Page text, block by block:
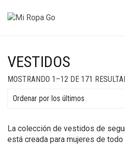
VESTIDOS
MOSTRANDO 1–12 DE 171
Ordenar por los últimos
La colección de vestidos de
está creada para mujeres de